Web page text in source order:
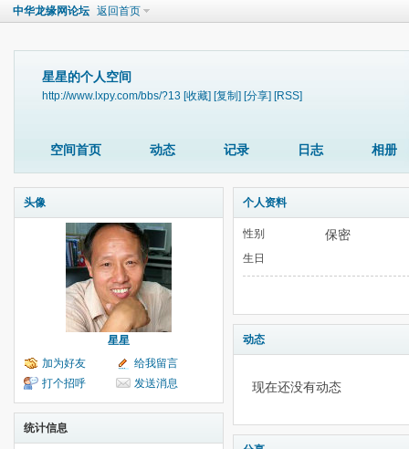
中华龙缘网论坛 返回首页
星星的个人空间
http://www.lxpy.com/bbs/?13 [收藏] [复制] [分享] [RSS]
空间首页 动态 记录 日志 相册
头像
星星
加为好友
给我留言
打个招呼
发送消息
统计信息
个人资料
性别 保密
生日
动态
现在还没有动态